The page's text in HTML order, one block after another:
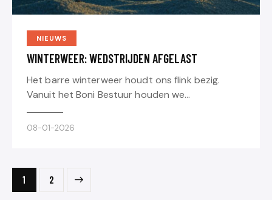
NIEUWS
WINTERWEER: WEDSTRIJDEN AFGELAST
Het barre winterweer houdt ons flink bezig.
Vanuit het Boni Bestuur houden we…
08-01-2026
1 2